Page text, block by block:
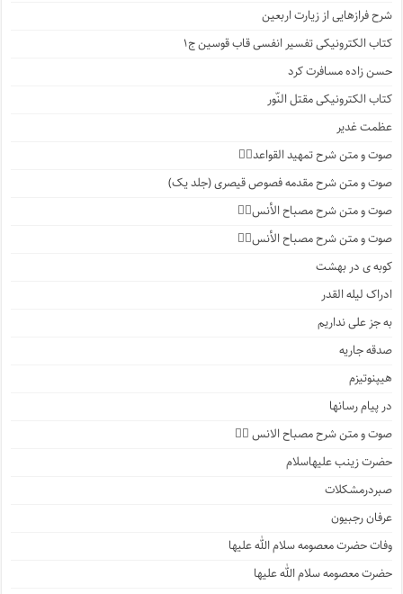
شرح فرازهایی از زیارت اربعین
کتاب الکترونیکی تفسیر انفسی قاب قوسین ج۱
حسن زاده مسافرت کرد
کتاب الکترونیکی مقتل النّور
عظمت غدیر
صوت و متن شرح تمهید القواعد۱️⃣
صوت و متن شرح مقدمه فصوص قیصری (جلد یک)
صوت و متن شرح مصباح الأنس۷️⃣
صوت و متن شرح مصباح الأنس۶️⃣
کوبه ی در بهشت
ادراک لیله القدر
به جز علی نداریم
صدقه جاریه
هیپنوتیزم
در پیام رسانها
صوت و متن شرح مصباح الانس ۵️⃣
حضرت زینب علیهاسلام
صبردرمشکلات
عرفان رجبیون
وفات حضرت معصومه سلام الله علیها
حضرت معصومه سلام الله علیها